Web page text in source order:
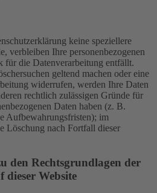
keine speziellere
verbleiben Ihre personenbezogenen
für die Datenverarbeitung entfällt.
geltend machen oder eine
widerrufen, werden Ihre Daten
rechtlich zulässigen Gründe für
Daten haben (z. B.
Aufbewahrungsfristen); im
Löschung nach Fortfall dieser
den Rechtsgrundlagen der
Website